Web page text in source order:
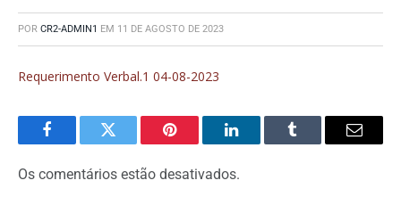
POR CR2-ADMIN1 EM 11 DE AGOSTO DE 2023
Requerimento Verbal.1 04-08-2023
FacebookTwitter Pinterest O
LinkedIn
Tumblr
E-
Os comentários estão desativados.